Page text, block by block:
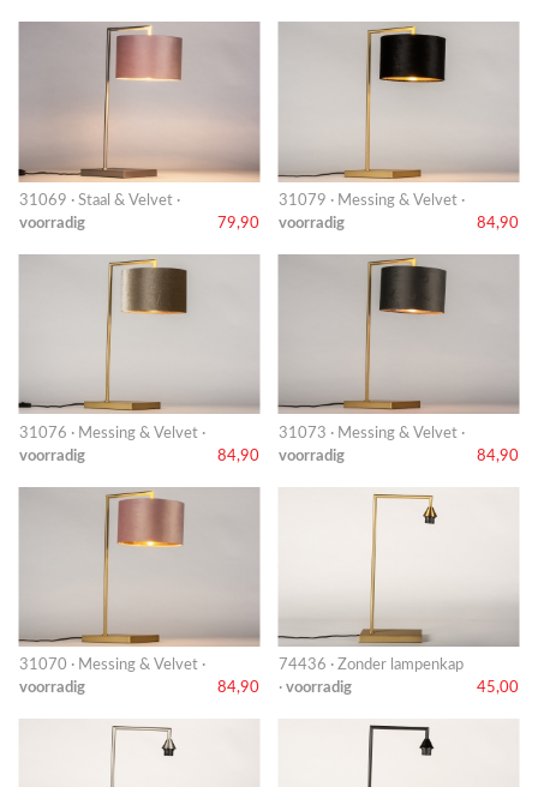
31069 · Staal & Velvet ·
voorradig
79,90
31079 · Messing & Velvet ·
voorradig
84,90
31076 · Messing & Velvet ·
voorradig
84,90
31073 · Messing & Velvet ·
voorradig
84,90
31070 · Messing & Velvet ·
voorradig
84,90
74436 · Zonder lampenkap
· voorradig 45,00